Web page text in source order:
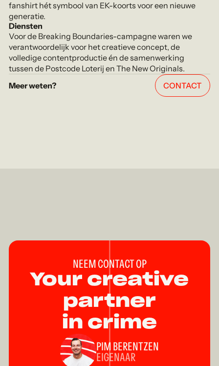
fanshirt hét symbool van EK-koorts voor een nieuwe
generatie.
Diensten
Voor de Breaking Boundaries-campagne waren we
verantwoordelijk voor het creatieve concept, de
volledige contentproductie én de samenwerking
tussen de Postcode Loterij en The New Originals.
Meer weten?
CONTACT
NEEM CONTACT OP
Your creative
partner
in crime
PIM BERENTZEN
EIGENAAR